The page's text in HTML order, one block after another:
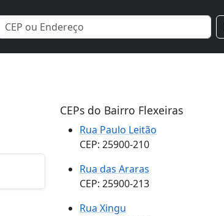
CEPs do Bairro Flexeiras
Rua Paulo Leitão
CEP: 25900-210
Rua das Araras
CEP: 25900-213
Rua Xingu